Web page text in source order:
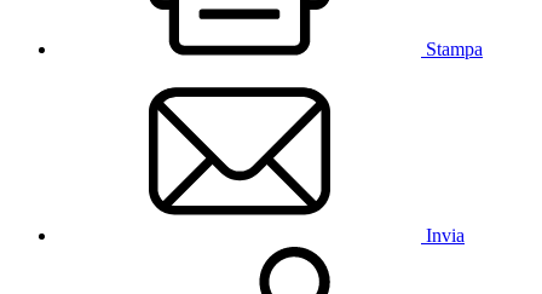
Stampa
Invia